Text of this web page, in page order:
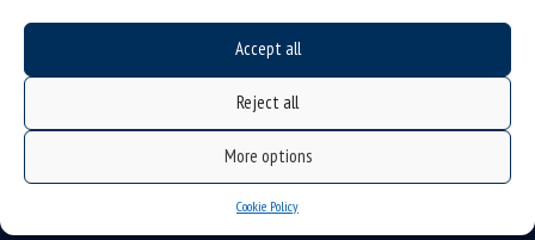
Accept all
Reject all
More options
Cookie Policy